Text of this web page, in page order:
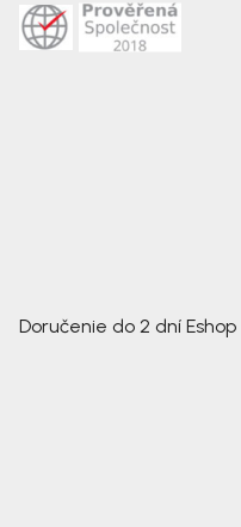
Doručenie do 2 dní Eshop